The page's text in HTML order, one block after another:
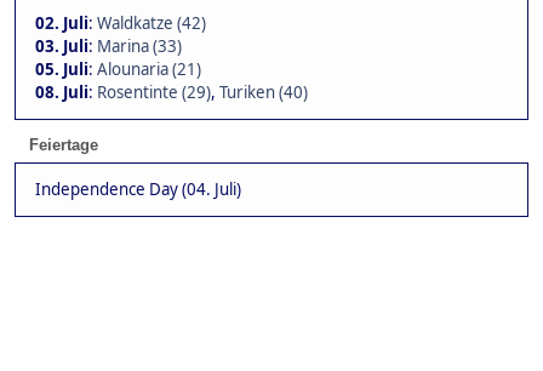
02. Juli: Waldkatze (42)
03. Juli: Marina (33)
05. Juli: Alounaria (21)
08. Juli: Rosentinte (29), Turiken (40)
Feiertage
Independence Day (04. Juli)